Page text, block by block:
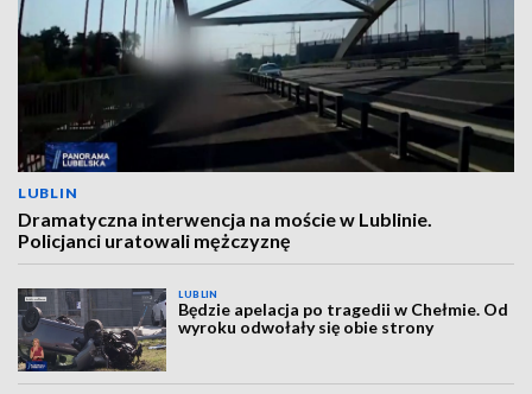
LUBLIN
Dramatyczna interwencja na moście w Lublinie.
Policjanci uratowali mężczyznę
LUBLIN
Będzie apelacja po tragedii w Chełmie. Od
wyroku odwołały się obie strony